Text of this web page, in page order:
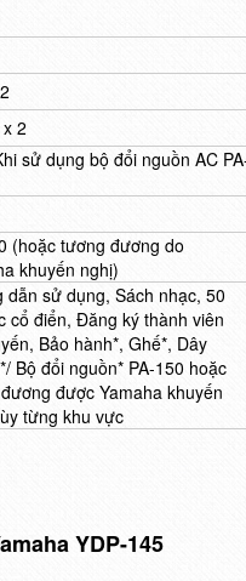
2
sử dụng bộ đổi nguồn AC
(hoặc tương đương do
khuyến nghị)
dẫn sử dụng, Sách nhạc, 50
cổ điển, Đăng ký thành viên
Bảo hành*, Ghế*, Dây
Bộ đổi nguồn* PA-150 hoặc
được Yamaha khuyến
từng khu vực
YDP-145